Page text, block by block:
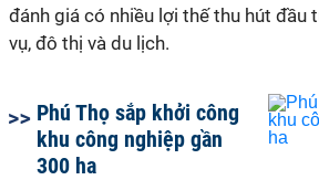
đánh giá có nhiều lợi thế thu hút đầu
vụ, đô thị và du lịch.
Phú Thọ sắp khởi công
khu công nghiệp gần
300 ha